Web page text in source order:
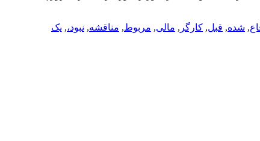
, شده, قبل, کارگر , مالی, مربوط, مناقشه, نبود،, یک